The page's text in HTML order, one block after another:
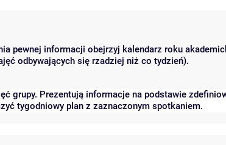
pewnej informacji obejrzyj kalendarz roku
odbywających się rzadziej niż co tydzień).
grupy. Prezentują informacje na podstawie
tygodniowy plan z zaznaczonym spotkaniem.